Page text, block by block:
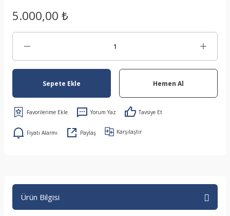
5.000,00 ₺
Sepete Ekle Hemen Al
Yorum Yaz Tavsiye Et
Fiyatı Alarmı Paylaş Karşılaştır
Ürün Bilgisi